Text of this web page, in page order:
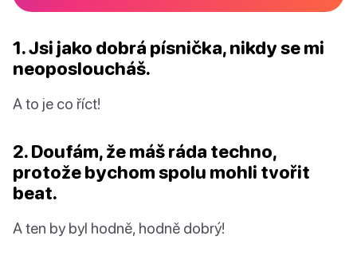
1. Jsi jako dobrá písnička, nikdy se mi
neoposloucháš.
A to je co říct!
2. Doufám, že máš ráda techno,
protože bychom spolu mohli tvořit
beat.
A ten by byl hodně, hodně dobrý!